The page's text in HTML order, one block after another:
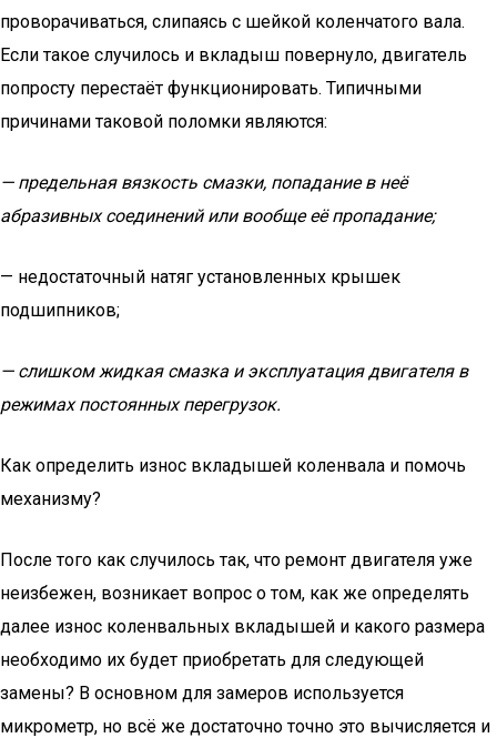
проворачиваться, слипаясь с шейкой коленчатого вала.
Если такое случилось и вкладыш повернуло, двигатель
попросту перестаёт функционировать. Типичными
причинами таковой поломки являются:
— предельная вязкость смазки, попадание в неё
абразивных соединений или вообще её пропадание;
— недостаточный натяг установленных крышек
подшипников;
— слишком жидкая смазка и эксплуатация двигателя в
режимах постоянных перегрузок.
Как определить износ вкладышей коленвала и помочь
механизму?
После того как случилось так, что ремонт двигателя уже
неизбежен, возникает вопрос о том, как же определять
далее износ коленвальных вкладышей и какого размера
необходимо их будет приобретать для следующей
замены? В основном для замеров используется
микрометр, но всё же достаточно точно это вычисляется и